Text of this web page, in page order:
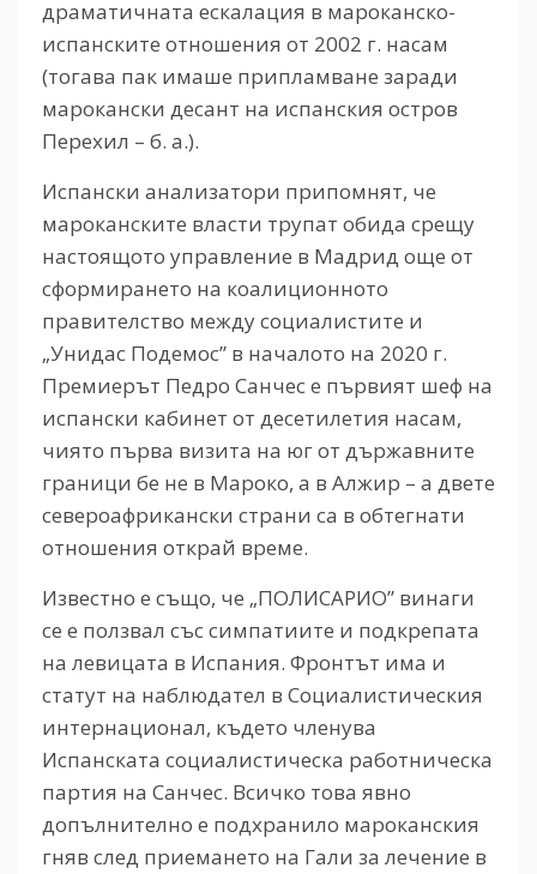
драматичната ескалация в мароканско-
испанските отношения от 2002 г. насам
(тогава пак имаше припламване заради
марокански десант на испанския остров
Перехил – б. а.).
Испански анализатори припомнят, че
мароканските власти трупат обида срещу
настоящото управление в Мадрид още от
сформирането на коалиционното
правителство между социалистите и
„Унидас Подемос” в началото на 2020 г.
Премиерът Педро Санчес е първият шеф на
испански кабинет от десетилетия насам,
чиято първа визита на юг от държавните
граници бе не в Мароко, а в Алжир – а двете
североафрикански страни са в обтегнати
отношения открай време.
Известно е също, че „ПОЛИСАРИО” винаги
се е ползвал със симпатиите и подкрепата
на левицата в Испания. Фронтът има и
статут на наблюдател в Социалистическия
интернационал, където членува
Испанската социалистическа работническа
партия на Санчес. Всичко това явно
допълнително е подхранило мароканския
гняв след приемането на Гали за лечение в